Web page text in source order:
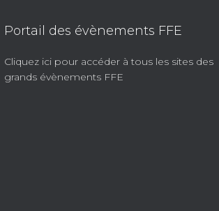
Portail des évènements FFE
Cliquez ici pour accéder à tous les sites des
grands évènements FFE